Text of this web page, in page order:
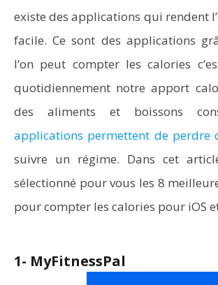
existe des applications qui rendent
facile. Ce sont des applications
l’on peut compter les calories
quotidiennement notre apport
des aliments et boissons
applications permettent de perdre
suivre un régime. Dans cet
sélectionné pour vous les 8
pour compter les calories pour iOS
1- MyFitnessPal